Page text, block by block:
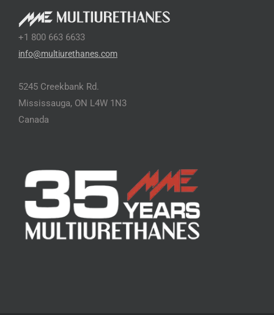
+1 800 663 6633
info@multiurethanes.com
5245 Creekbank Rd.
Mississauga, ON L4W 1N3
Canada